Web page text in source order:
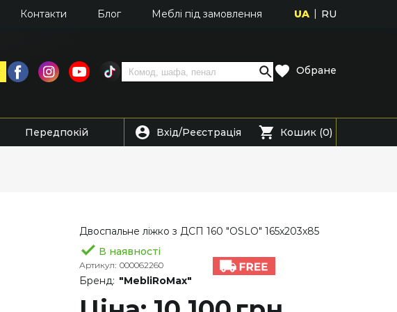
Контакти Блог Меблі під замовлення UA RU
Обране
Передпокій Вхід/Реєстрація Кошик (0)
Двоспальне ліжко з ДСП 160 "OSLO" 165х203х85
В наявності
Артикул: 000062260
Бренд: "MebliRoMax"